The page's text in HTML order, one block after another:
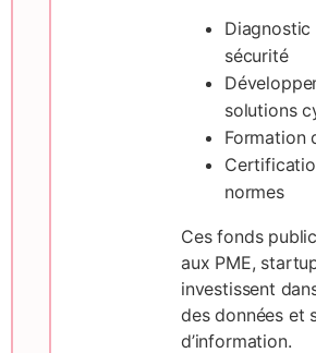
sécurité
solutions
Formation
normes
Ces fonds
aux PME,
investissent
des données et
d’information.